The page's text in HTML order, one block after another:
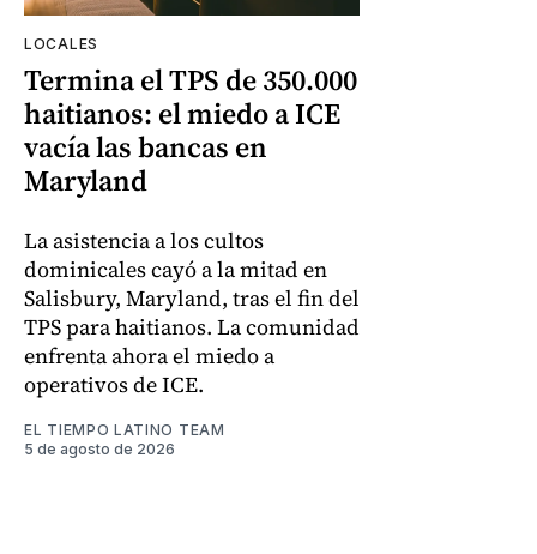
LOCALES
Termina el TPS de 350.000
haitianos: el miedo a ICE
vacía las bancas en
Maryland
La asistencia a los cultos
dominicales cayó a la mitad en
Salisbury, Maryland, tras el fin del
TPS para haitianos. La comunidad
enfrenta ahora el miedo a
operativos de ICE.
EL TIEMPO LATINO TEAM
5 de agosto de 2026